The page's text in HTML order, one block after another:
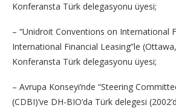
Konferansta Türk delegasyonu üyesi;
– “Unidroit Conventions on International
International Financial Leasing”le
Konferansta Türk delegasyonu üyesi;
– Avrupa Konseyi’nde “Steering
(CDBI)’ve DH-BIO’da Türk delegesi